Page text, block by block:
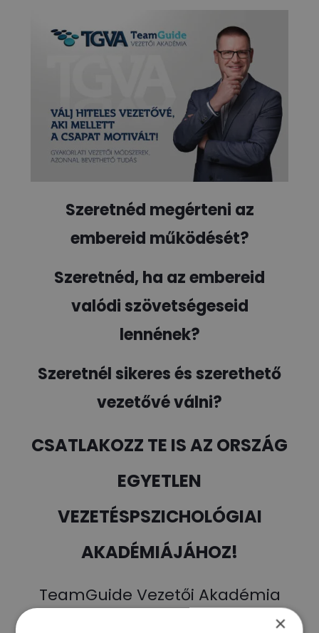
Szeretnéd megérteni az
embereid működését?
Szeretnéd, ha az embereid
valódi szövetségeseid
lennének?
Szeretnél sikeres és szerethető
vezetővé válni?
CSATLAKOZZ TE IS AZ ORSZÁG
EGYETLEN
VEZETÉSPSZICHOLÓGIAI
AKADÉMIÁJÁHOZ!
TeamGuide Vezetői Akadémia
×